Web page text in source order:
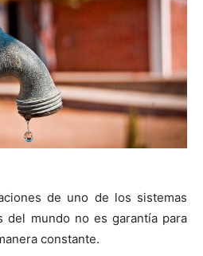
de uno de los sistemas
del mundo no es garantía para
constante.